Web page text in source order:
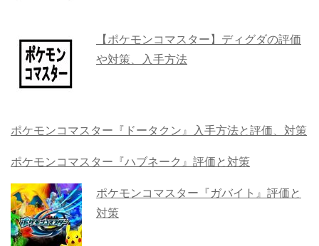
【ポケモンコマスター】ディグダの評価
や対策、入手方法
ポケモンコマスター『ドータクン』入手方法と評価、対策
ポケモンコマスター『ハブネーク』評価と対策
ポケモンコマスター『ガバイト』評価と
対策